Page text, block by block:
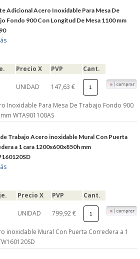
Adicional Acero Inoxidable Para Mesa De
Fondo 900 Con Longitud De Mesa 1100 mm
Precio X PVP Cant.
UNIDAD 147,63 €
Inoxidable Para Mesa De Trabajo Fondo 900
WTA901100AS
Trabajo Acero inoxidable Mural Con Puerta
a 1 cara 1200x600x850h mm
Precio X PVP Cant.
UNIDAD 799,92 €
inoxidable Mural Con Puerta Corredera a 1